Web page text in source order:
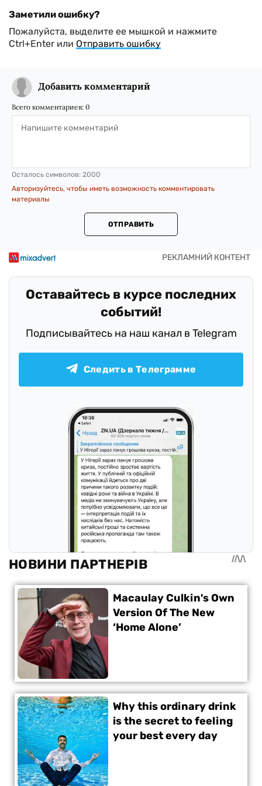
Заметили ошибку?
Пожалуйста, выделите ее мышкой и нажмите
Ctrl+Enter или Отправить ошибку
Добавить комментарий
Всего комментариев: 0
Осталось символов: 2000
Авторизуйтесь, чтобы иметь возможность комментировать
материалы
ОТПРАВИТЬ
Оставайтесь в курсе последних
событий!
Подписывайтесь на наш канал в Telegram
Следить в Телеграмме